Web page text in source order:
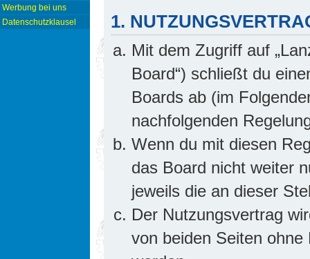
Werbung bei uns
Datenschutzklausel
1.
Mit dem Zugriff auf
Board“) schließt du
Boards ab (im
nachfolgenden
Wenn du mit diesen
das Board nicht weiter
jeweils die an dieser
Der Nutzungsvertrag
von beiden Seiten